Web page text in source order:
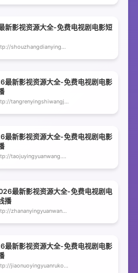
新影视资源大全-免费电视剧电影短
http://shouzhangdianyingwang.kwdpet.com
最新影视资源大全-免费电视剧电影
http://tangrenyingshiwangju.kwdpet.com
最新影视资源大全-免费电视剧电影
http://taojuyingyuanwang.kwdpet.com
最新影视资源大全-免费电视剧电
播
http://zhananyingyuanwang.kwdpet.com
最新影视资源大全-免费电视剧电影
http://jiaonuoyingyuanrukouwang.kwdpet.com